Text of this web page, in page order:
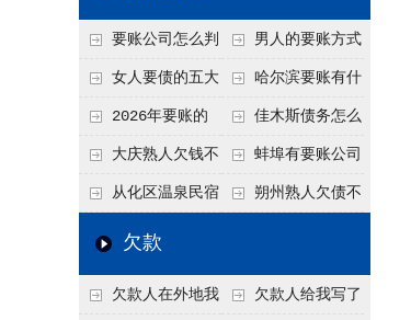
回！
要账公司怎么判
断这个案子能不能
接？接案评估的标准
男人的要账方式
是什么呢？
女人要债的五大
绝招,轻松搞定
哈尔滨要账有什
么合法手段？2026年
最新追账方式总结！
2026年要账的
七个小方法
佳木斯债务怎么
追回呢？2026年成功
要账就用这2招
大庆熟人欠钱不
还躲猫猫？2026年这
个“诉前调解”成功率
蚌埠有要账公司
吗？2026年这3个方
从化区温泉民宿
老板借钱不还？2026
施压，立马主动结清
朔州熟人欠债不
死账变活
欠款
欠款人在外地我 欠款人给我写了